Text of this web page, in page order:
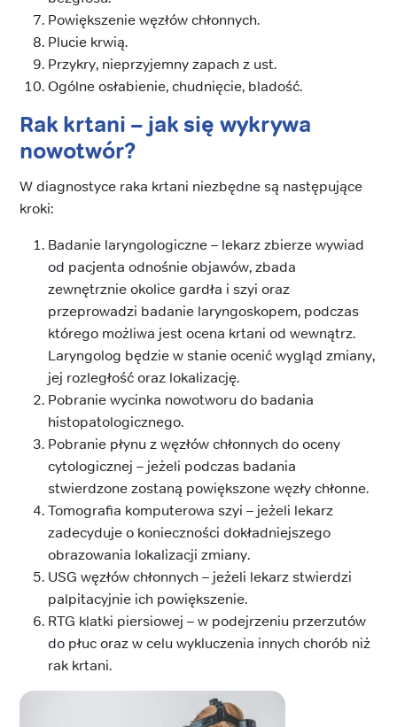
Powiększenie węzłów chłonnych.
Plucie krwią.
Przykry, nieprzyjemny zapach z ust.
Ogólne osłabienie, chudnięcie, bladość.
Rak krtani – jak się wykrywa
nowotwór?
W diagnostyce raka krtani niezbędne są następujące
kroki:
Badanie laryngologiczne – lekarz zbierze wywiad
od pacjenta odnośnie objawów, zbada
zewnętrznie okolice gardła i szyi oraz
przeprowadzi badanie laryngoskopem, podczas
którego możliwa jest ocena krtani od wewnątrz.
Laryngolog będzie w stanie ocenić wygląd zmiany,
jej rozległość oraz lokalizację.
Pobranie wycinka nowotworu do badania
histopatologicznego.
Pobranie płynu z węzłów chłonnych do oceny
cytologicznej – jeżeli podczas badania
stwierdzone zostaną powiększone węzły chłonne.
Tomografia komputerowa szyi – jeżeli lekarz
zadecyduje o konieczności dokładniejszego
obrazowania lokalizacji zmiany.
USG węzłów chłonnych – jeżeli lekarz stwierdzi
palpitacyjnie ich powiększenie.
RTG klatki piersiowej – w podejrzeniu przerzutów
do płuc oraz w celu wykluczenia innych chorób niż
rak krtani.